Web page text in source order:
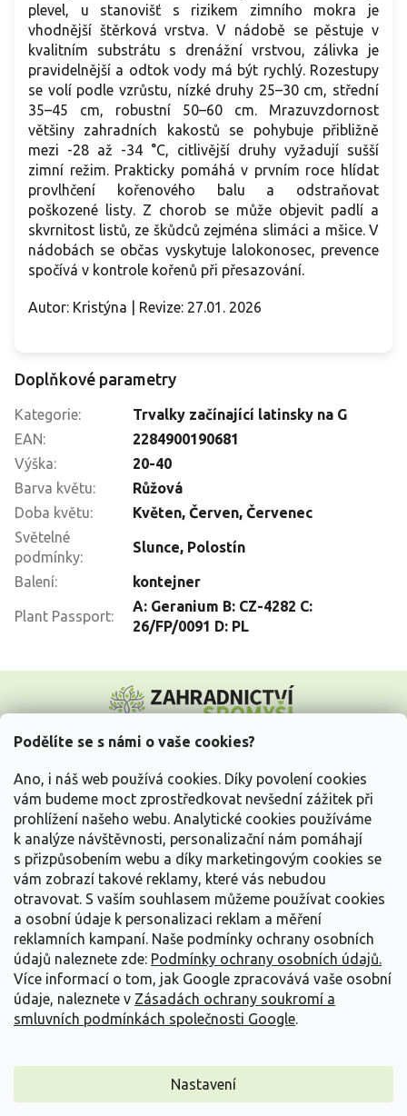
Podělíte se s námi o vaše cookies?
Ano, i náš web používá cookies. Díky povolení cookies
vám budeme moct zprostředkovat nevšední zážitek při
prohlížení našeho webu. Analytické cookies používáme
k analýze návštěvnosti, personalizační nám pomáhají
s přizpůsobením webu a díky marketingovým cookies se
vám zobrazí takové reklamy, které vás nebudou
otravovat. S vaším souhlasem můžeme používat cookies
a osobní údaje k personalizaci reklam a měření
reklamních kampaní. Naše podmínky ochrany osobních
údajů naleznete zde: Podmínky ochrany osobních údajů.
Více informací o tom, jak Google zpracovává vaše osobní
údaje, naleznete v Zásadách ochrany soukromí a
smluvních podmínkách společnosti Google.
Nastavení
plevel, u stanovišť s rizikem zimního mokra je
vhodnější štěrková vrstva. V nádobě se pěstuje v
kvalitním substrátu s drenážní vrstvou, zálivka je
pravidelnější a odtok vody má být rychlý. Rozestupy
se volí podle vzrůstu, nízké druhy 25–30 cm, střední
35–45 cm, robustní 50–60 cm. Mrazuvzdornost
většiny zahradních kakostů se pohybuje přibližně
mezi -28 až -34 °C, citlivější druhy vyžadují sušší
zimní režim. Prakticky pomáhá v prvním roce hlídat
provlhčení kořenového balu a odstraňovat
poškozené listy. Z chorob se může objevit padlí a
skvrnitost listů, ze škůdců zejména slimáci a mšice. V
nádobách se občas vyskytuje lalokonosec, prevence
spočívá v kontrole kořenů při přesazování.
Autor: Kristýna | Revize: 27.01. 2026
Doplňkové parametry
Kategorie:
Trvalky začínající latinsky na G
EAN:
2284900190681
Výška:
20-40
Barva květu:
Růžová
Doba květu: Květen, Červen, Červenec
Světelné
podmínky:
Slunce, Polostín
Balení: kontejner
Plant Passport:
A: Geranium B: CZ-4282 C:
26/FP/0091 D: PL
p
Vše o nákupu
Informace pro Vás
Kontakujte nás
Vytvořil Shoptet